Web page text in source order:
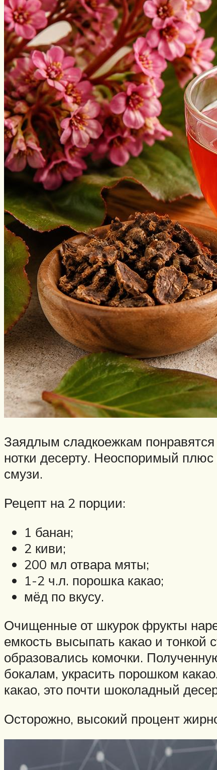
Заядлым сладкоежкам
нотки десерту. Неоспоримый плюс
смузи.
Рецепт на 2 порции:
1 банан;
2 киви;
200 мл отвара мяты;
1-2 ч.л. порошка какао;
мёд по вкусу.
Очищенные от шкурок фрукты
емкость высыпать какао и
образовались комочки.
бокалам, украсить порошком
какао, это почти шоколадный
Осторожно, высокий процент